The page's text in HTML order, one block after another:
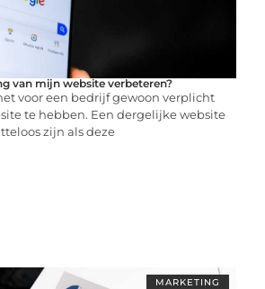
van mijn website verbeteren?
voor een bedrijf gewoon verplicht
te hebben. Een dergelijke website
zijn als deze
MARKETING